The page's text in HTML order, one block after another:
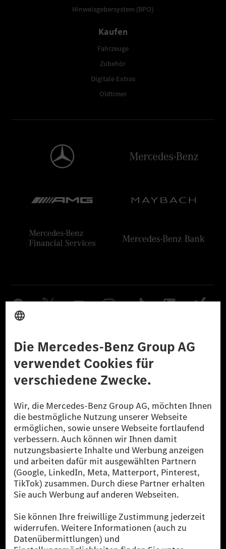
Hinweisgebersystem (BPO)
Kaufen
Fahrzeuge
Zubehör
Digitale Extras
Oldtimer
Datenschutz Lizenzhinweise Dritter Barrierefreiheit
© 2026 Mercedes-Benz Group AG. Alle Rechte vorbehalten.
[1] Bilanziell CO₂-neutral bedeutet, dass nicht vermiedene oder nicht
reduzierte CO₂-Emissionen bei der Mercedes-Benz Group durch
zertifizierte Ausgleichsprojekte kompensiert werden.
[2] Renewable Charging ist ein integraler Bestandteil von MB.CHARGE
Public in Europa, den USA, Kanada und China. Sofern an der jeweiligen
Ladestation noch kein Strom aus erneuerbaren Energien vorliegt,
verwendet Renewable Charging Grünstromzertifikate*. Diese stellen
sicher, dass für Ladevorgänge über MB.CHARGE Public eine äquivalente
Strommenge aus erneuerbaren Energien ins Stromnetz eingespeist wird.
als sechs Jahre sind.
* Inkl. EKOenergy Ökolabel
* Die angegebenen Werte wurden nach dem vorgeschriebenen
Messverfahren WLTP (Worldwide harmonised Light vehicles Test